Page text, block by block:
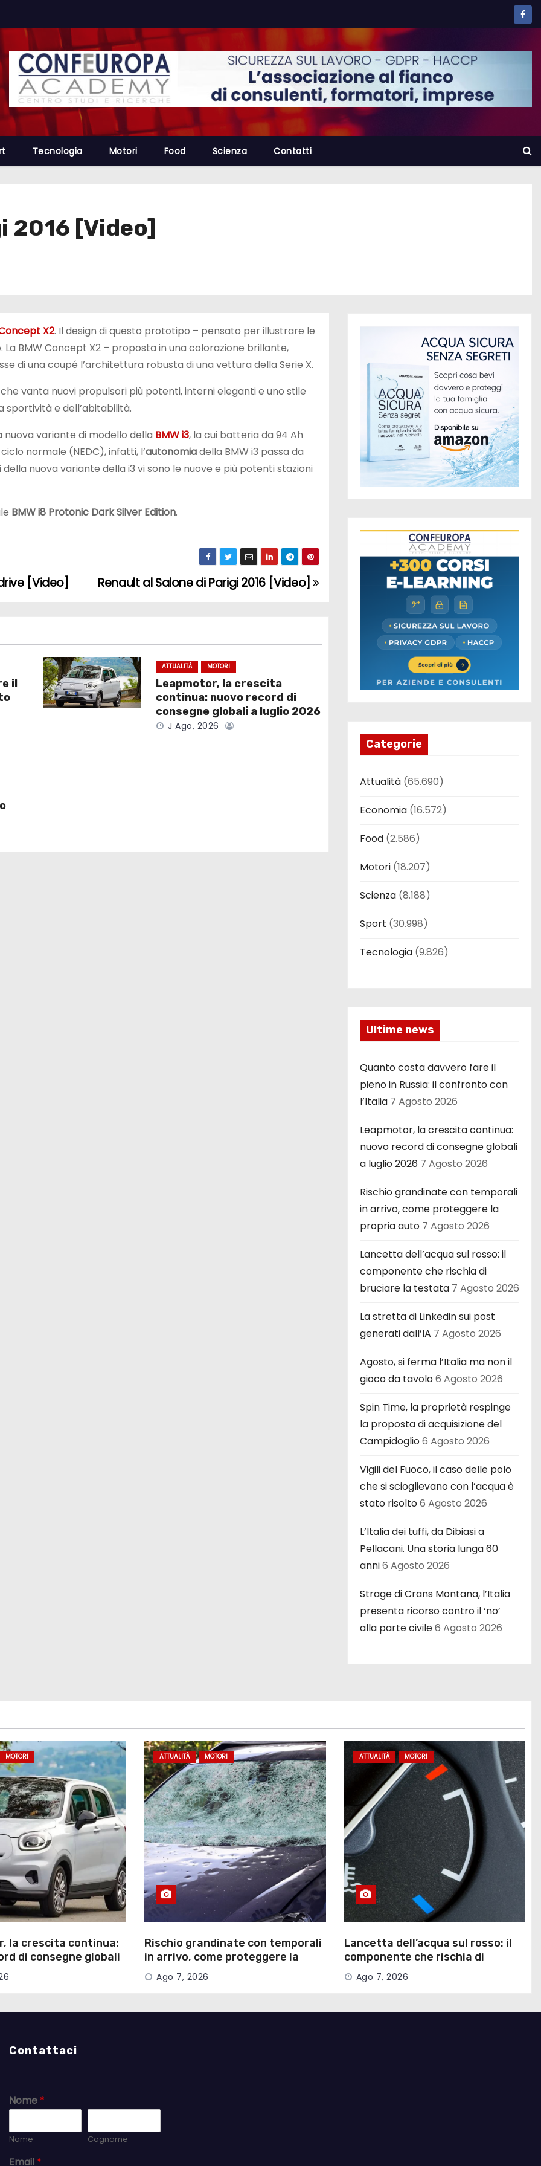
Tecnologia Motori Food Scienza Contatti
2016 [Video]
X2. Il design di questo prototipo – pensato per illustrare le
BMW Concept X2 – proposta in una colorazione brillante,
di una coupé l’architettura robusta di una vettura della Serie X.
vanta nuovi propulsori più potenti, interni eleganti e uno stile
sportività e dell’abitabilità.
nuova variante di modello della BMW i3, la cui batteria da 94 Ah
normale (NEDC), infatti, l’autonomiadella BMW i3 passa da
nuova variante della i3 vi sono le nuove e più potenti stazioni
BMW i8 Protonic Dark Silver Edition.
Renault al Salone di Parigi 2016 [Video]
[Video]
il
ATTUALITÀ MOTORI
Leapmotor, la crescita
continua: nuovo record di
consegne globali a luglio 2026
J Ago, 2026
Categorie
Attualità (65.690)
Economia (16.572)
Food (2.586)
Motori (18.207)
Scienza (8.188)
Sport (30.998)
Tecnologia (9.826)
Ultime news
Quanto costa davvero fare il
pieno in Russia: il confronto con
l’Italia 7 Agosto 2026
Leapmotor, la crescita continua:
nuovo record di consegne globali
a luglio 2026 7 Agosto 2026
Rischio grandinate con temporali
in arrivo, come proteggere la
propria auto 7 Agosto 2026
Lancetta dell’acqua sul rosso: il
componente che rischia di
bruciare la testata 7 Agosto 2026
La stretta di Linkedin sui post
generati dall’IA 7 Agosto 2026
Agosto, si ferma l’Italia ma non il
gioco da tavolo6 Agosto 2026
Spin Time, la proprietà respinge
la proposta di acquisizione del
Campidoglio6 Agosto 2026
Vigili del Fuoco, il caso delle polo
che si scioglievano con l’acqua è
stato risolto6 Agosto 2026
L’Italia dei tuffi, da Dibiasi a
Pellacani. Una storia lunga 60
anni6 Agosto 2026
Strage di Crans Montana, l’Italia
presenta ricorso contro il ‘no’
alla parte civile6 Agosto 2026
MOTORI
la crescita continua:
di consegne globali
ATTUALITÀ MOTORI
Rischio grandinate con temporali
in arrivo, come proteggere la
propria auto
Ago 7, 2026
ATTUALITÀ MOTORI
Lancetta dell’acqua sul rosso: il
componente che rischia di
bruciare la testata
Ago 7, 2026
Contattaci
Nome *
Nome Cognome
Email *